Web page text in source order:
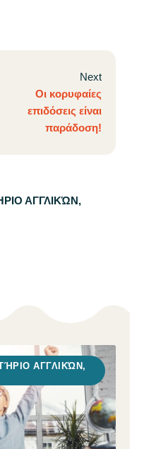
Next
Οι κορυφαίες
επιδόσεις είναι
παράδοση!
ΑΓΓΛΙΚΏΝ,